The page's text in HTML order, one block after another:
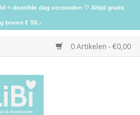
0 Artikelen - €0,00
= dezelfde dag verzonden ♡ Altijd gratis
boven € 50,-